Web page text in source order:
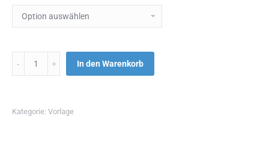
Menge In den Warenkorb
Kategorie: Vorlage